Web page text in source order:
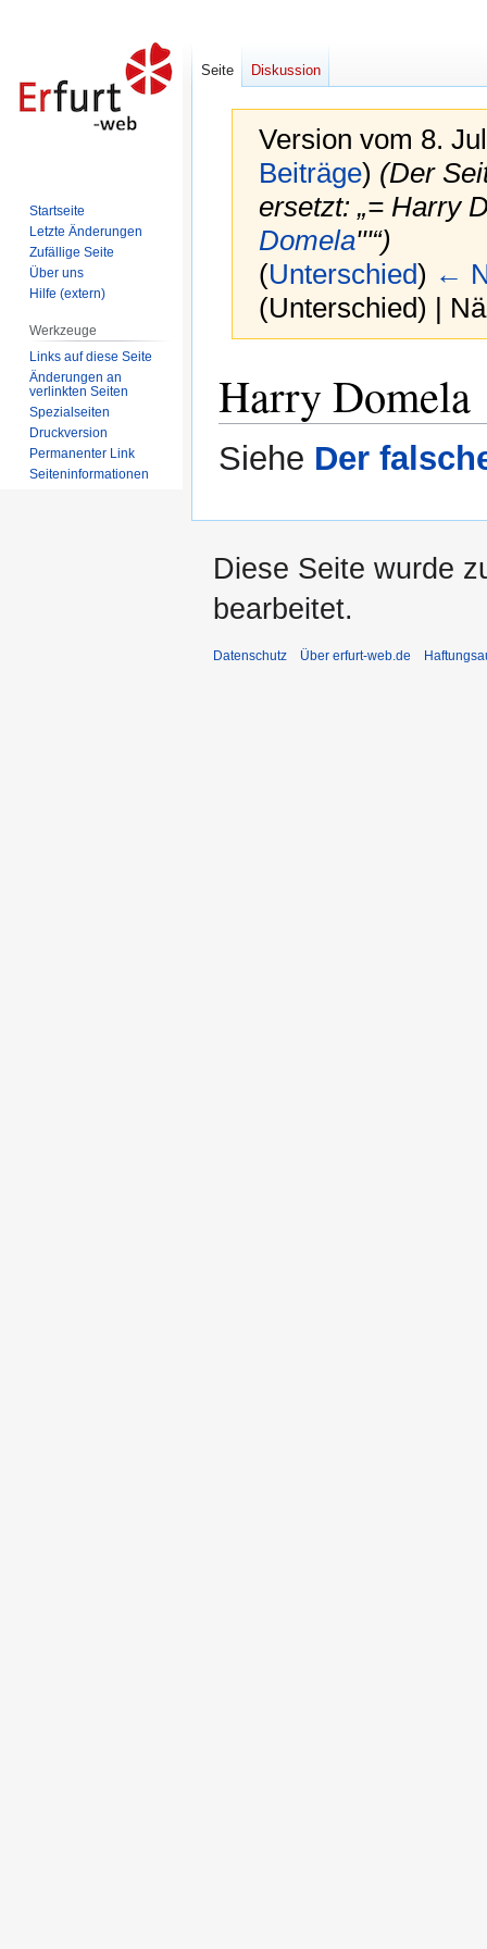
Version vom 8.
Beiträge) (Der
ersetzt: „= Harry
Domela'''“)
(Unterschied) ←
(Unterschied) |
Navigation
springen
Suche
springen
Harry Domela
Siehe Der
Seite Diskussion
Startseite
Letzte Änderungen
Zufällige Seite
Über uns
Hilfe (extern)
Werkzeuge
Links auf diese Seite
Änderungen an
verlinkten Seiten
Spezialseiten
Druckversion
Permanenter Link
Seiten­informationen
Diese Seite wurde
bearbeitet.
Datenschutz Über erfurt-web.de